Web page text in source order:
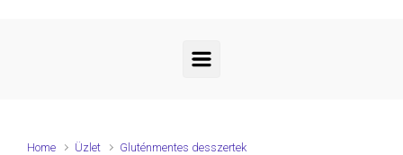
Home Üzlet
Gluténmentes desszertek